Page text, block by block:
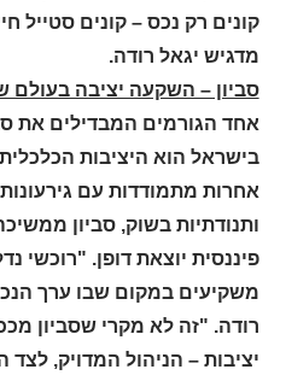
קונים רק נכס – קונים סטייל
מדגיש יגאל רודה.
סביון – השקעה יציבה בעולם
אחד הגורמים המבדילים את
בישראל הוא היציבות
אחרות מתמודדות עם
ותנודתיות בשוק, סביון
פיננסית יוצאת דופן. "רוכשי
משקיעים במקום שבו ערך
רודה. "זה לא מקרי שסביון
יציבות – הניהול המדויק, לצד